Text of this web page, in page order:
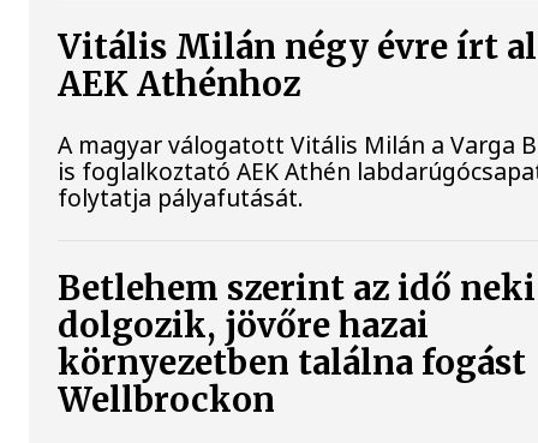
Vitális Milán négy évre írt
AEK Athénhoz
A magyar válogatott Vitális Milán a Varga
is foglalkoztató AEK Athén
folytatja pályafutását.
Betlehem szerint az idő neki
dolgozik, jövőre hazai
környezetben találna fogást
Wellbrockon